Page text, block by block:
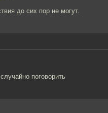
до сих пор не могут.
поговорить